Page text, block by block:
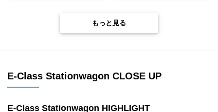
もっと見る
E-Class Stationwagon CLOSE UP
E-Class Stationwagon HIGHLIGHT